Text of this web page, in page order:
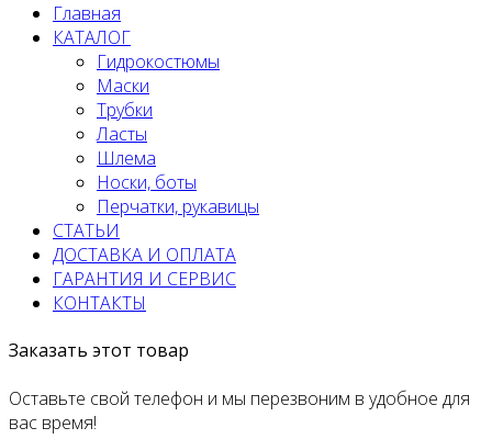
Главная
КАТАЛОГ
Гидрокостюмы
Маски
Трубки
Ласты
Шлема
Носки, боты
Перчатки, рукавицы
СТАТЬИ
ДОСТАВКА И ОПЛАТА
ГАРАНТИЯ И СЕРВИС
КОНТАКТЫ
Заказать этот товар
Оставьте свой телефон и мы перезвоним в удобное для
вас время!